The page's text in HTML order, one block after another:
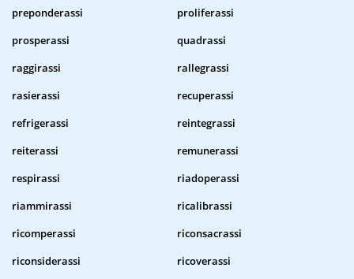
preponderassi
proliferassi
prosperassi
quadrassi
raggirassi
rallegrassi
rasierassi
recuperassi
refrigerassi
reintegrassi
reiterassi
remunerassi
respirassi
riadoperassi
riammirassi
ricalibrassi
ricomperassi
riconsacrassi
riconsiderassi
ricoverassi